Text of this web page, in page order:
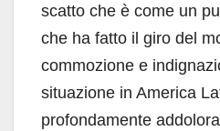
scatto che è come un
che ha fatto il giro del
commozione e
situazione in America
profondamente